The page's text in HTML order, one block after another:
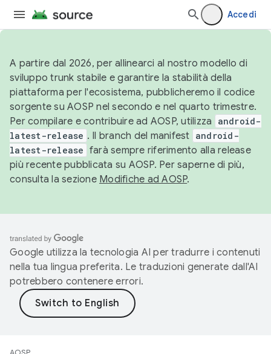
Accedi
A partire dal 2026, per allinearci al nostro modello di
sviluppo trunk stabile e garantire la stabilità della
piattaforma per l'ecosistema, pubblicheremo il codice
sorgente su AOSP nel secondo e nel quarto trimestre.
Per compilare e contribuire ad AOSP, utilizza
android-
latest-release . Il branch del manifest android-
latest-release farà sempre riferimento alla release
più recente pubblicata su AOSP. Per saperne di più,
consulta la sezione Modifiche ad AOSP.
Google utilizza la tecnologia AI per tradurre i contenuti
nella tua lingua preferita. Le traduzioni generate dall'AI
potrebbero contenere errori.